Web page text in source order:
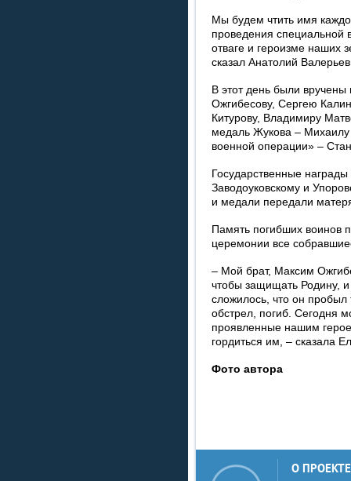
Мы будем чтить имя
проведения специальной
отваге и героизме наших
сказал Анатолий
В этот день были
Ожгибесову, Сергею
Китурову, Владимиру
медаль Жукова –
военной операции» –
Государственные
Заводоуковскому и
и медали передали
Память погибших воинов
церемонии все
– Мой брат, Максим
чтобы защищать Родину, и
сложилось, что он пробыл
обстрел, погиб. Сегодня
проявленные нашим
гордиться им, – сказала
Фото автора
О ПРОЕКТЕ